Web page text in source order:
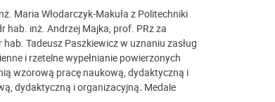
Maria Włodarczyk-Makuła z Politechniki
hab. inż. Andrzej Majka, prof. PRz za
Tadeusz Paszkiewicz w uznaniu zasług
i rzetelne wypełnianie powierzonych
wzorową pracę naukową, dydaktyczną i
dydaktyczną i organizacyjną. Medale